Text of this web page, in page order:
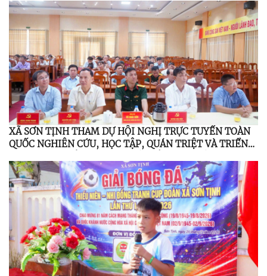
XÃ SƠN TỊNH THAM DỰ HỘI NGHỊ TRỰC TUYẾN TOÀN
QUỐC NGHIÊN CỨU, HỌC TẬP, QUÁN TRIỆT VÀ TRIỂN
BAN CHẤP HÀNH TRUNG ƯƠNG ĐẢNG KHÓA XIV